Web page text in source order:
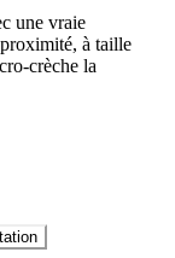
une vraie
à taille
crèche la